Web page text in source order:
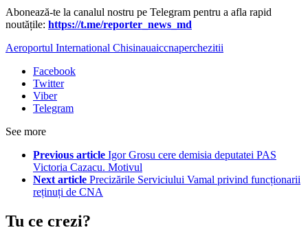
Abonează-te la canalul nostru pe Telegram pentru a afla rapid
noutățile: https://t.me/reporter_news_md
Aeroportul International Chisinauaiccnaperchezitii
Facebook
Twitter
Viber
Telegram
See more
Previous article Igor Grosu cere demisia deputatei PAS
Victoria Cazacu. Motivul
Next article Precizările Serviciului Vamal privind funcționarii
reținuți de CNA
Tu ce crezi?